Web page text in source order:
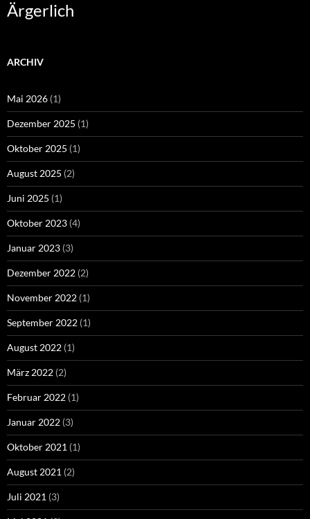
Ärgerlich
ARCHIV
Mai 2026 (1)
Dezember 2025 (1)
Oktober 2025 (1)
August 2025 (2)
Juni 2025 (1)
Oktober 2023 (4)
Januar 2023 (3)
Dezember 2022 (2)
November 2022 (1)
September 2022 (1)
August 2022 (1)
März 2022 (2)
Februar 2022 (1)
Januar 2022 (3)
Oktober 2021 (1)
August 2021 (2)
Juli 2021 (3)